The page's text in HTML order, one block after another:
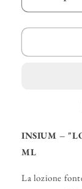
Diminuisci
quantità
per
–
INSIUM –
ML
La lozione